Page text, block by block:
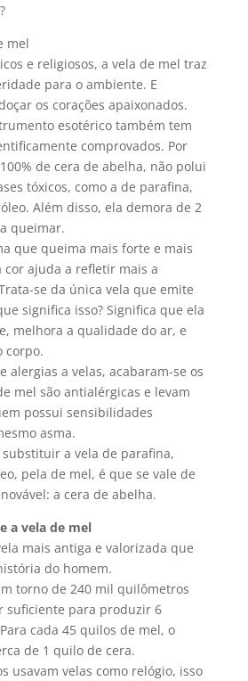
mel
e religiosos, a vela de mel traz
para o ambiente. E
os corações apaixonados.
esotérico também tem
comprovados. Por
de cera de abelha, não polui
tóxicos, como a de parafina,
Além disso, ela demora de 2
queimar.
que queima mais forte e mais
ajuda a refletir mais a
se da única vela que emite
significa isso? Significa que ela
melhora a qualidade do ar, e
corpo.
alergias a velas, acabaram-se os
mel são antialérgicas e levam
possui sensibilidades
asma.
a vela de parafina,
pela de mel, é que se vale de
a cera de abelha.
a vela de mel
mais antiga e valorizada que
do homem.
torno de 240 mil quilômetros
suficiente para produzir 6
cada 45 quilos de mel, o
de 1 quilo de cera.
usavam velas como relógio, isso